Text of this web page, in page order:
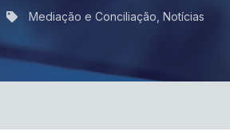
Mediação e Conciliação Notícias